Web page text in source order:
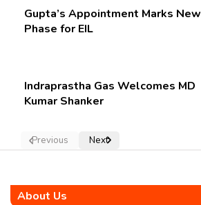
Gupta’s Appointment Marks New
Phase for EIL
Indraprastha Gas Welcomes MD
Kumar Shanker
Previous Next
About Us